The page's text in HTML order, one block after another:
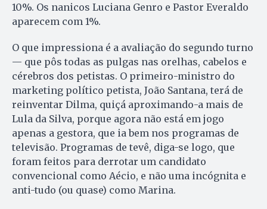
10%. Os nanicos Luciana Genro e Pastor Everaldo
aparecem com 1%.
O que impressiona é a avaliação do segundo turno
— que pôs todas as pulgas nas orelhas, cabelos e
cérebros dos petistas. O primeiro-ministro do
marketing político petista, João Santana, terá de
reinventar Dilma, quiçá aproximando-a mais de
Lula da Silva, porque agora não está em jogo
apenas a gestora, que ia bem nos programas de
televisão. Programas de tevê, diga-se logo, que
foram feitos para derrotar um candidato
convencional como Aécio, e não uma incógnita e
anti-tudo (ou quase) como Marina.